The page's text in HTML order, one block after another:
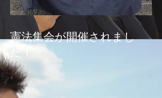
憲法集会が開催されまし
た！